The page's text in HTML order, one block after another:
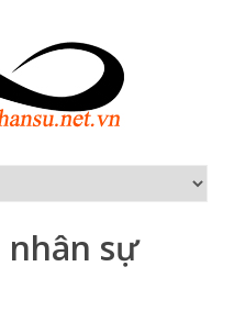
nhân sự